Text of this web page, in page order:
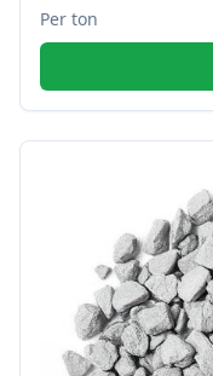
Per ton